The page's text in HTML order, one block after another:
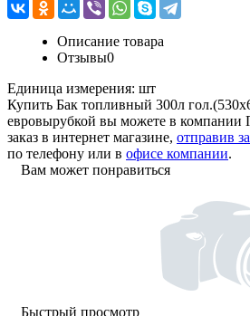
Описание товара
Отзывы0
Единица измерения: шт
Купить Бак топливный 300л
евровырубкой вы можете в компании
заказ в интернет магазине, отправив
по телефону или в офисе компании.
Вам может понравиться
Быстрый просмотр